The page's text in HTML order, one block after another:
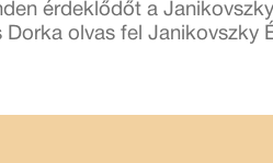
érdeklődőt a
olvas fel Janikovszky